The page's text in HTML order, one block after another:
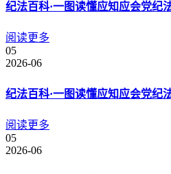
纪法百科·一图读懂应知应会党纪
阅读更多
05
2026-06
纪法百科·一图读懂应知应会党纪
阅读更多
05
2026-06